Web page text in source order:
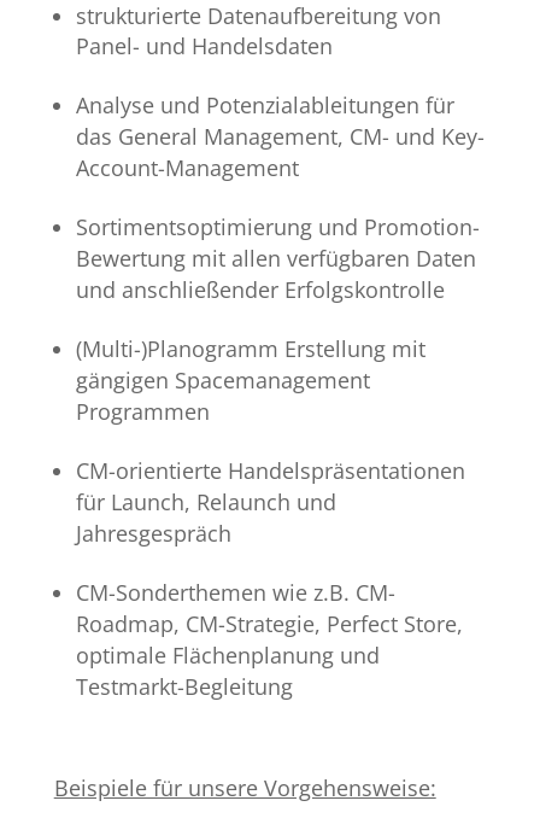
strukturierte Datenaufbereitung von
Panel- und Handelsdaten
Analyse und Potenzialableitungen für
das General Management, CM- und Key-
Account-Management
Sortimentsoptimierung und Promotion-
Bewertung mit allen verfügbaren Daten
und anschließender Erfolgskontrolle
(Multi-)Planogramm Erstellung mit
gängigen Spacemanagement
Programmen
CM-orientierte Handelspräsentationen
für Launch, Relaunch und
Jahresgespräch
CM-Sonderthemen wie z.B. CM-
Roadmap, CM-Strategie, Perfect Store,
optimale Flächenplanung und
Testmarkt-Begleitung
Beispiele für unsere Vorgehensweise: